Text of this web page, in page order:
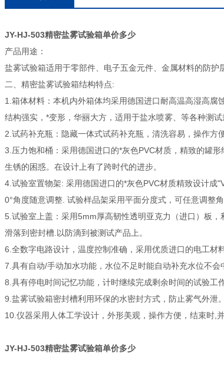
JY-HJ-503精密盐雾试验箱单价多少
产品用途：
盐雾试验箱适用于零部件、电子五金元件、金属材料的防护
二、精密盐雾试验箱结构特点:
1.箱体材料：本机内外箱体均采用德国进口耐高温高湿高腐
结构强实，*变形，华丽大方，适用于盐水喷雾、等各种测试
2.试药补充瓶：隐藏一体式试药补充瓶，清洗容易，操作方便
3.压力饱和桶：采用德国进口的*灰色PVC材质，精致的罐
生锈的困惑。在设计上有了跨时代的进步。
4.试验室置物架: 采用德国进口的*灰色PVC材质精致设计
0°角度随意调整. 试验样品架采用平面分度式，可任意调整
5.试验室上盖：采用5mm厚高韧性透明亚克力（进口）板
滑落到密封槽.以防滴到被测试产品上。
6.全数字电路设计，温度控制准确，采用优质进口的电工
7.具有自动/手动加水功能，水位不足时能自动补充水位不会
8.具有停电时间记忆功能，计时继续完成剩余时间的试验工
9.盐雾试验箱密封槽利用环保的水密封方式，防止雾气外泄
10.仪器采用人体工学设计，外形美观，操作方便，结束时,
JY-HJ-503精密盐雾试验箱单价多少